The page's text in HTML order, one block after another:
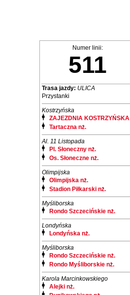
Numer linii:
511
Trasa jazdy: ULICA
Przystanki
Kostrzyńska
ZAJEZDNIA KOSTRZYŃSKA
Tartaczna nż.
Al. 11 Listopada
Pl. Słoneczny nż.
Os. Słoneczne nż.
Olimpijska
Olimpijska nż.
Stadion Piłkarski nż.
Myśliborska
Rondo Szczecińskie nż.
Londyńska
Londyńska nż.
Myśliborska
Rondo Szczecińskie nż.
Rondo Myśliborskie nż.
Karola Marcinkowskiego
Alejki nż.